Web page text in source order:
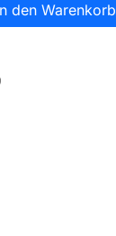
den Warenkorb